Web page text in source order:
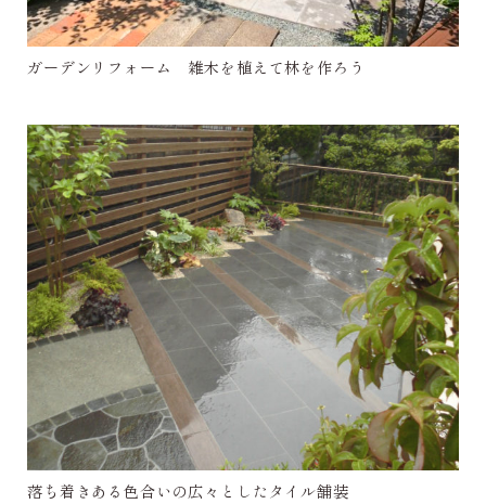
ガーデンリフォーム 雑木を植えて林を作ろう
落ち着きある色合いの広々としたタイル舗装